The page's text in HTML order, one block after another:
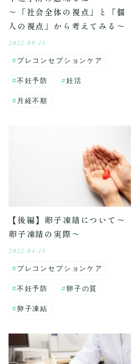
～「社会全体の視点」と「個
人の視点」から考えてみる～
2022.09.15
プレコンセプションケア
不妊予防 妊活
月経不順
【後編】卵子凍結について～
卵子凍結の実際～
2022.04.15
プレコンセプションケア
不妊予防 卵子の質
卵子凍結